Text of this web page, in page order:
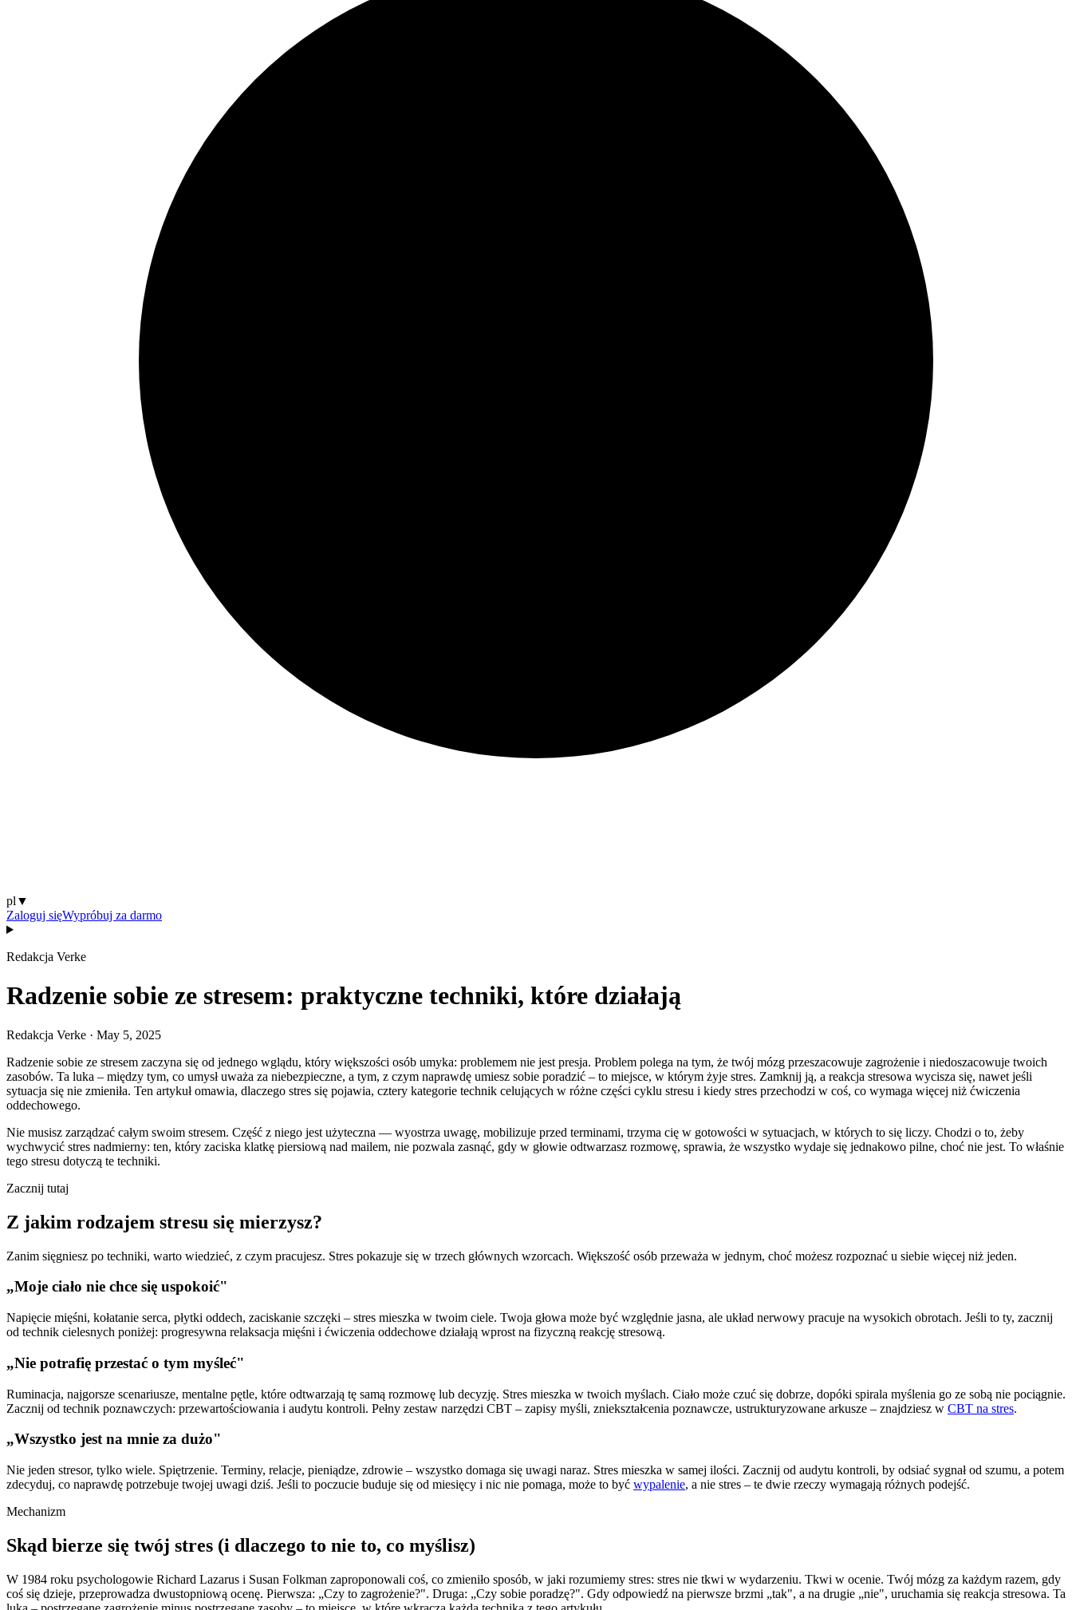
pl ▼
Zaloguj sięWypróbuj za darmo
Redakcja Verke
Radzenie sobie ze stresem: praktyczne techniki, które działają
Redakcja Verke · May 5, 2025
Radzenie sobie ze stresem zaczyna się od jednego wglądu, który większości osób umyka: problemem nie jest presja. Problem polega na tym, że twój mózg przeszacowuje zagrożenie i niedoszacowuje twoich
zasobów. Ta luka – między tym, co umysł uważa za niebezpieczne, a tym, z czym naprawdę umiesz sobie poradzić – to miejsce, w którym żyje stres. Zamknij ją, a reakcja stresowa wycisza się, nawet jeśli
sytuacja się nie zmieniła. Ten artykuł omawia, dlaczego stres się pojawia, cztery kategorie technik celujących w różne części cyklu stresu i kiedy stres przechodzi w coś, co wymaga więcej niż ćwiczenia
oddechowego.
Nie musisz zarządzać całym swoim stresem. Część z niego jest użyteczna — wyostrza uwagę, mobilizuje przed terminami, trzyma cię w gotowości w sytuacjach, w których to się liczy. Chodzi o to, żeby
wychwycić stres nadmierny: ten, który zaciska klatkę piersiową nad mailem, nie pozwala zasnąć, gdy w głowie odtwarzasz rozmowę, sprawia, że wszystko wydaje się jednakowo pilne, choć nie jest. To właśnie
tego stresu dotyczą te techniki.
Zacznij tutaj
Z jakim rodzajem stresu się mierzysz?
Zanim sięgniesz po techniki, warto wiedzieć, z czym pracujesz. Stres pokazuje się w trzech głównych wzorcach. Większość osób przeważa w jednym, choć możesz rozpoznać u siebie więcej niż jeden.
„Moje ciało nie chce się uspokoić"
Napięcie mięśni, kołatanie serca, płytki oddech, zaciskanie szczęki – stres mieszka w twoim ciele. Twoja głowa może być względnie jasna, ale układ nerwowy pracuje na wysokich obrotach. Jeśli to ty, zacznij
od technik cielesnych poniżej: progresywna relaksacja mięśni i ćwiczenia oddechowe działają wprost na fizyczną reakcję stresową.
„Nie potrafię przestać o tym myśleć"
Ruminacja, najgorsze scenariusze, mentalne pętle, które odtwarzają tę samą rozmowę lub decyzję. Stres mieszka w twoich myślach. Ciało może czuć się dobrze, dopóki spirala myślenia go ze sobą nie pociągnie.
Zacznij od technik poznawczych: przewartościowania i audytu kontroli. Pełny zestaw narzędzi CBT – zapisy myśli, zniekształcenia poznawcze, ustrukturyzowane arkusze – znajdziesz w CBT na stres.
„Wszystko jest na mnie za dużo"
Nie jeden stresor, tylko wiele. Spiętrzenie. Terminy, relacje, pieniądze, zdrowie – wszystko domaga się uwagi naraz. Stres mieszka w samej ilości. Zacznij od audytu kontroli, by odsiać sygnał od szumu, a potem
zdecyduj, co naprawdę potrzebuje twojej uwagi dziś. Jeśli to poczucie buduje się od miesięcy i nic nie pomaga, może to być wypalenie, a nie stres – te dwie rzeczy wymagają różnych podejść.
Mechanizm
Skąd bierze się twój stres (i dlaczego to nie to, co myślisz)
W 1984 roku psychologowie Richard Lazarus i Susan Folkman zaproponowali coś, co zmieniło sposób, w jaki rozumiemy stres: stres nie tkwi w wydarzeniu. Tkwi w ocenie. Twój mózg za każdym razem, gdy
coś się dzieje, przeprowadza dwustopniową ocenę. Pierwsza: „Czy to zagrożenie?". Druga: „Czy sobie poradzę?". Gdy odpowiedź na pierwsze brzmi „tak", a na drugie „nie", uruchamia się reakcja stresowa. Ta